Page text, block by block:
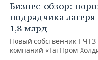
Бизнес-обзор:
подрядчика
1,8 млрд
Новый собственник
компаний «ТатПром-